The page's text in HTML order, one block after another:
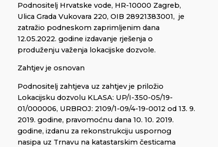
Podnositelj Hrvatske vode, HR-10000 Zagreb,
Ulica Grada Vukovara 220, OIB 28921383001, je
zatražio podneskom zaprimljenim dana
12.05.2022. godine izdavanje rješenja o
produženju važenja lokacijske dozvole.
Zahtjev je osnovan
Podnositelj zahtjeva uz zahtjev je priložio
Lokacijsku dozvolu KLASA: UP/I-350-05/19-
01/000006, URBROJ: 2109/1-09/4-19-0012 od 13. 9.
2019. godine, pravomoćnu dana 10. 10. 2019.
godine, izdanu za rekonstrukciju uspornog
nasipa uz Trnavu na katastarskim česticama